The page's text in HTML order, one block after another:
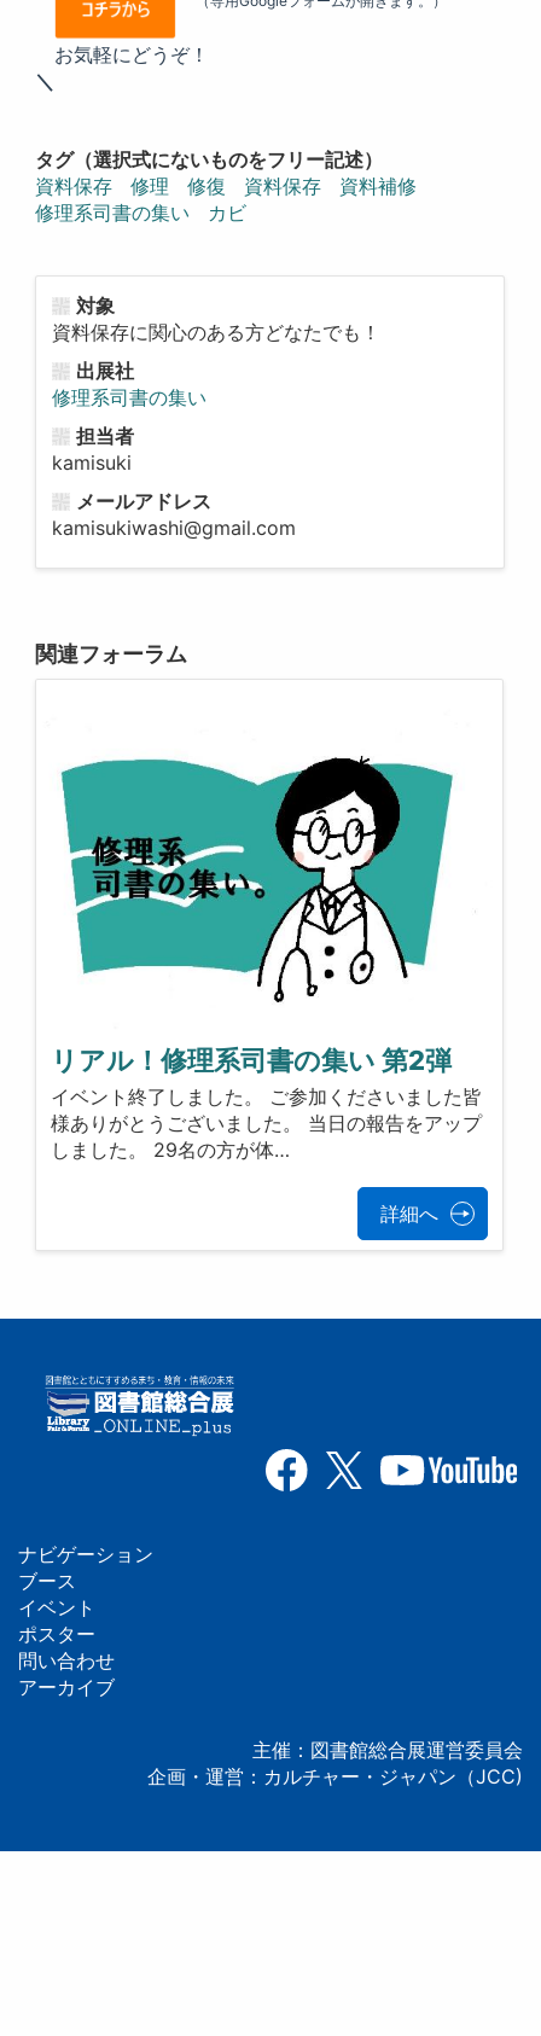
お気軽にどうぞ！
＼
タグ（選択式にないものをフリー記述）
資料保存
修理 修復 資料保存
資料補修
修理系司書の集い
カビ
対象
資料保存に関心のある方どなたでも！
出展社
修理系司書の集い
担当者
kamisuki
メールアドレス
kamisukiwashi@gmail.com
関連フォーラム
リアル！修理系司書の集い 第2弾
イベント終了しました。 ご参加くださいました皆
様ありがとうございました。 当日の報告をアップ
しました。 29名の方が体…
詳細へ
フ
ッ
タ
ナビゲーション
ブース
イベント
ポスター
問い合わせ
アーカイブ
主催：図書館総合展運営委員会
企画・運営：カルチャー・ジャパン（JCC)